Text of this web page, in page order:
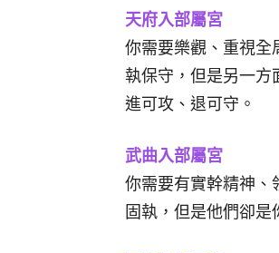
天府入部屬宮
你需要樂觀、重視全
執保守，但是另一方
進可攻、退可守。
武曲入部屬宮
你需要有實幹精神、
固執，但是他們卻是